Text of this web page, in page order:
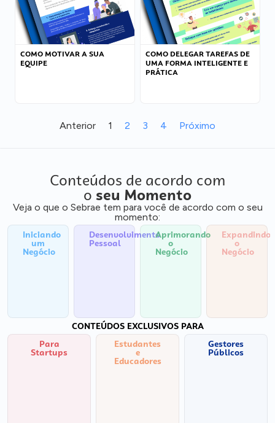
COMO MOTIVAR A SUA
EQUIPE
COMO DELEGAR TAREFAS DE
UMA FORMA INTELIGENTE E
PRÁTICA
Anterior 1 2 3 4 Próximo
Conteúdos de acordo com
o seu Momento
Veja o que o Sebrae tem para você de acordo com o seu
momento:
Iniciando
um
Negócio
Desenvolvimento
Pessoal
Aprimorando
o
Negócio
Expandindo
o
Negócio
CONTEÚDOS EXCLUSIVOS PARA
Para
Startups
Estudantes
e
Educadores
Gestores
Públicos